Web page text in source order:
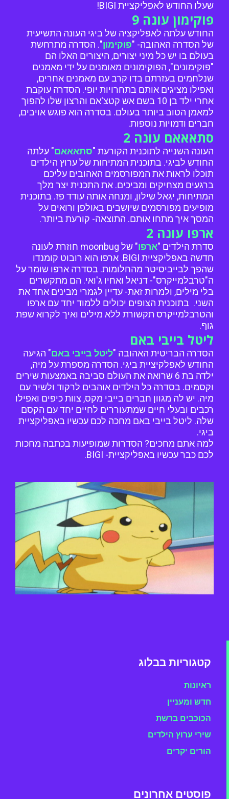
שעלו החודש לאפליקציית BIGI!
פוקימון עונה 9
החודש עלתה לאפליקציה של ביגי העונה התשיעית
של הסדרה האהובה- "פוקימון". הסדרה מתרחשת
בעולם בו יש כל מיני יצורים, היצורים האלו הם
"פוקימונים", הפוקימונים מאומנים על ידי מאמנים
שנלחמים בעזרתם בדו קרב עם מאמנים אחרים,
ואפילו מציגים אותם בתחרויות יופי. הסדרה עוקבת
אחרי ילד בן 10 בשם אש קטצ'אם והרצון שלו להפוך
למאמן הטוב ביותר בעולם. בסדרה הוא פוגש אויבים,
חברים ודמויות נוספות.
סתאאאם עונה 2
העונה השנייה לתוכנית הקורעת "סתאאאם" עלתה
החודש לביגי. בתוכנית המתיחות של ערוץ הילדים
תוכלו לראות את המפורסמים האהובים עליכם
ברגעים מצחיקים ומביכים. את התכנית יצר מלך
המתיחות, יגאל שילון, ומנחה אותה עודד פז. בתוכנית
מופיעים מפורסמים שיושבים באולפן ורואים על
המסך איך מתחו אותם. התוצאה- קורעת ביותר.
ארפו עונה 2
סדרת הילדים "ארפו
" של moonbug חוזרת לעונה
חדשה באפליקציית BIGI. ארפו הוא רובוט קומנדו
שהפך לבייביסיטר מהחלומות. בסדרה ארפו שומר על
ה"טרבלמייקרס"- דניאל ואחיו ג'ואי. הם מתקשרים
בלי מילים, ולמרות זאת- עדיין לגמרי מבינים אחד את
השני. בתוכנית הצופים יכולים ללמוד יחד עם ארפו
והטרבלמייקרס תקשורת ללא מילים ואיך לקרוא שפת
גוף.
ליטל בייבי באם
הסדרה הבריטית האהובה "ליטל בייבי באם" הגיעה
החודש לאפלקיציית ביגי. הסדרה מספרת על מיה,
ילדה בת 6 שרואה את העולם סביבה באמצעות שירים
וקסמים. בסדרה כל הילדים אוהבים לרקוד ולשיר עם
מיה. יש לה מגוון חברים בייבי מקס, צוות כיפים ואפילו
רכבים ובעלי חיים שמתעוררים לחיים יחד עם הקסם
שלה. ליטל בייבי באם מחכה לכם עכשיו באפליקציית
ביגי.
למה אתם מחכים? הסדרות שמופיעות בכתבה מחכות
לכם כבר עכשיו באפליקציית- BIGI.
קטגוריות בבלוג
ראיונות
חדש ומעניין
הכוכבים ברשת
שירי ערוץ הילדים
הורים יקרים
פוסטים אחרונים